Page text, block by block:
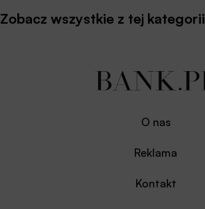
Zobacz wszystkie z tej kategorii
O nas
Reklama
Kontakt